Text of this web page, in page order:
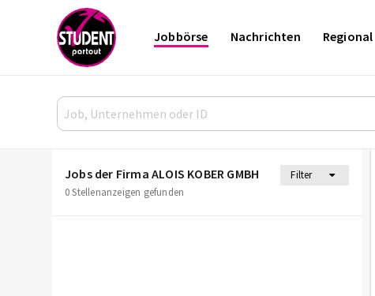
Jobbörse Nachrichten Regional
Jobs der Firma ALOIS KOBER GMBH​
Filter
0 Stellenanzeigen gefunden